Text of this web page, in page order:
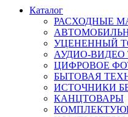
Каталог
РАСХОДНЫЕ
УЦЕНЕННЫЙ
АУДИО-ВИДЕО
ЦИФРОВОЕ
БЫТОВАЯ
ИСТОЧНИКИ
КАНЦТОВАРЫ